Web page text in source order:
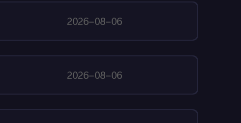
2026-08-06
2026-08-06